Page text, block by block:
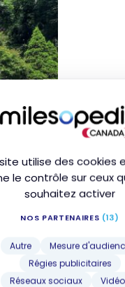
utilise des cookies
le contrôle sur ceux
souhaitez activer
NOS PARTENAIRES (13)
Autre
Mesure
Régies publicitaires
Réseaux sociaux